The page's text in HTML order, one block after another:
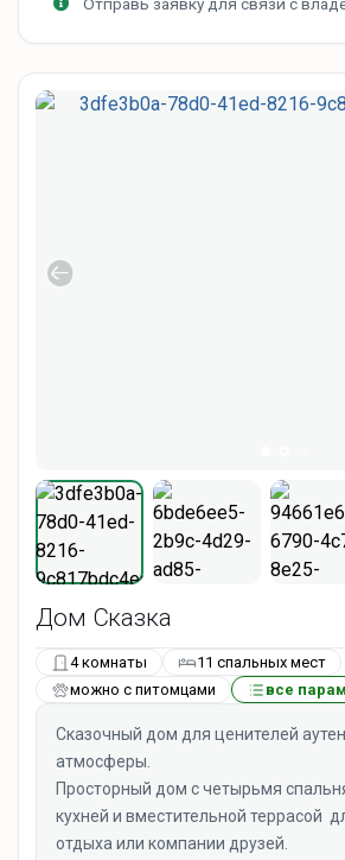
Отправь заявку для связи с
Дом Сказка
4 комнаты
11 спальных мест
можно с питомцами
все
Сказочный дом для ценителей
атмосферы.
Просторный дом с четырьмя
кухней и вместительной террасой
отдыха или компании друзей.